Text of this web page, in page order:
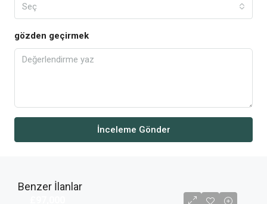
Seç
gözden geçirmek
İnceleme Gönder
Benzer İlanlar